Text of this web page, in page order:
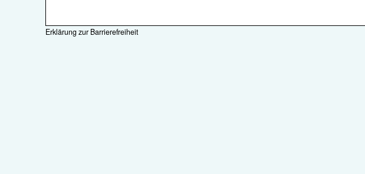
Erklärung zur Barrierefreiheit